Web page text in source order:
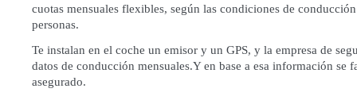
cuotas mensuales flexibles, según las condiciones de
personas.
Te instalan en el coche un emisor y un GPS, y la empresa de
datos de conducción mensuales.Y en base a esa información se
asegurado.